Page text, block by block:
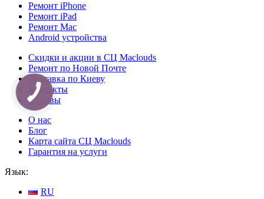
Ремонт iPhone
Ремонт iPad
Ремонт Mac
Android устройства
Скидки и акции в СЦ Maclouds
Ремонт по Новой Почте
Доставка по Киеву
Контакты
Отзывы
О нас
Блог
Карта сайта СЦ Maclouds
Гарантия на услуги
Язык:
RU